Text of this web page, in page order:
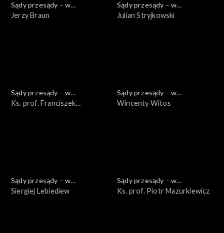
Sądy przesądy – w
powiększeniu
Jerzy Braun
Sądy przesądy – w
powiększeniu
Julian Stryjkowski
Sądy przesądy – w
powiększeniu
Ks. prof. Franciszek
Sądy przesądy – w
powiększeniu
Wincenty Witos
Sądy przesądy – w
powiększeniu
Siergiej Lebiediew
Sądy przesądy – w
powiększeniu
Ks. prof. Piotr Mazurkiewicz